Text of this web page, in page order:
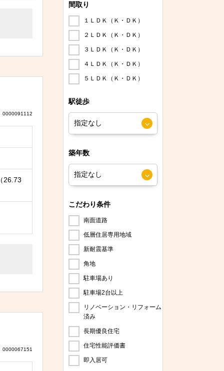
0000091112
26.73
0000067151
間取り
１ＬＤＫ（Ｋ・ＤＫ）
２ＬＤＫ（Ｋ・ＤＫ）
３ＬＤＫ（Ｋ・ＤＫ）
４ＬＤＫ（Ｋ・ＤＫ）
５ＬＤＫ（Ｋ・ＤＫ）
駅徒歩
築年数
こだわり条件
南面道路
低層住居専用地域
新耐震基準
角地
駐車場あり
駐車場2台以上
リノベーション・リフォーム
済み
長期優良住宅
住宅性能評価書
即入居可